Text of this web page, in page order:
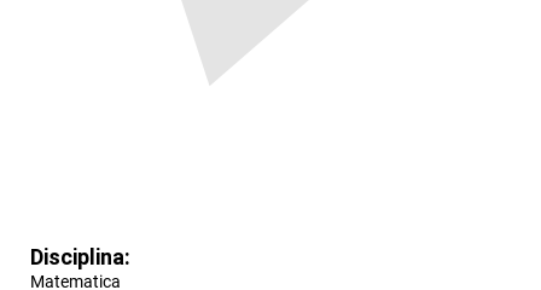
Disciplina:
Matematica